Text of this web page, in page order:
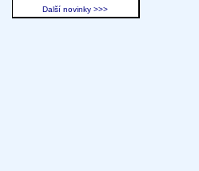
Další novinky >>>